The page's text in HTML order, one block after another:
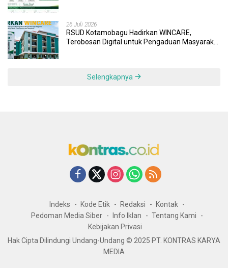
26 Juli 2026
RSUD Kotamobagu Hadirkan WINCARE,
Terobosan Digital untuk Pengaduan Masyarakat
Selengkapnya
Indeks Kode Etik Redaksi
Kontak
Pedoman Media Siber
Info Iklan
Tentang Kami
Kebijakan Privasi
Hak Cipta Dilindungi Undang-Undang © 2025 PT. KONTRAS KARYA
MEDIA